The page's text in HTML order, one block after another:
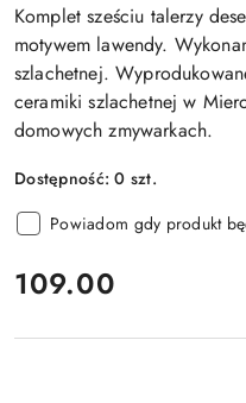
Komplet sześciu talerzy
motywem lawendy.
szlachetnej.
ceramiki szlachetnej w
domowych zmywarkach.
Dostępność:0 szt.
Powiadom gdy produkt
cena:
109.00